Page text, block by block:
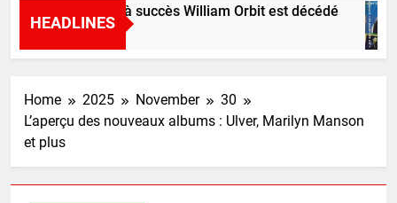
HEADLINES
Le producteur à succès William Orbit est décédé
5 Hours Ago
Home 2025 November
30
L’aperçu des nouveaux albums : Ulver, Marilyn Manson
et plus